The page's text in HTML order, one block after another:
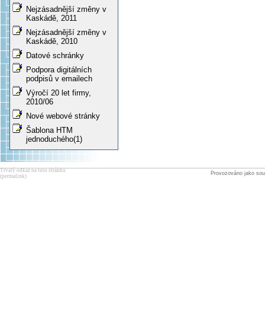
Nejzásadnější změny v
Kaskádě, 2011
Nejzásadnější změny v
Kaskádě, 2010
Datové schránky
Podpora digitálních
podpisů v emailech
Výročí 20 let firmy,
2010/06
Nové webové stránky
Šablona HTM
jednoduchého(1)
Provozováno jako
Trvalý odkaz na tuto stránku
(permalink)